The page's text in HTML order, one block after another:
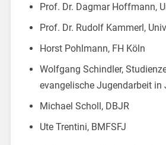
Prof. Dr. Dagmar Hoffmann,
Prof. Dr. Rudolf Kammerl,
Horst Pohlmann, FH Köln
Wolfgang Schindler,
evangelische Jugendarbeit in
Michael Scholl, DBJR
Ute Trentini, BMFSFJ